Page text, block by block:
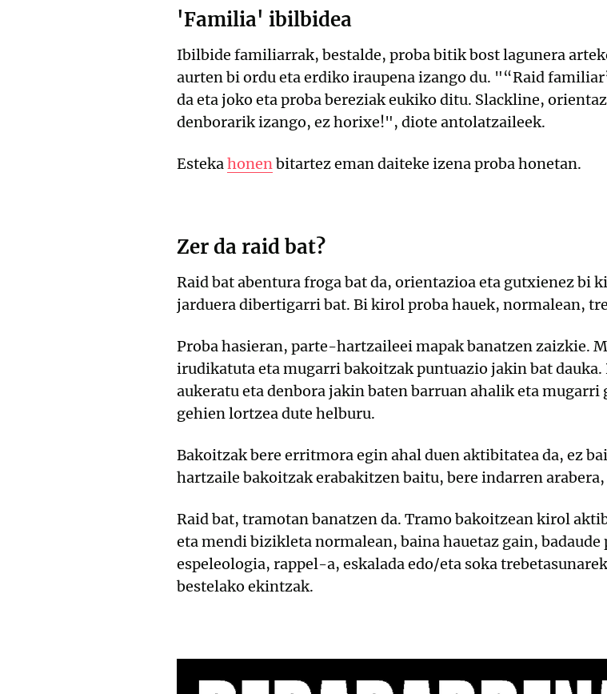
'Familia' ibilbidea
Ibilbide familiarrak, bestalde, proba bitik bost lagunera
aurten bi ordu eta erdiko iraupena izango du. "“Raid
da eta joko eta proba bereziak eukiko ditu. Slackline,
denborarik izango, ez horixe!", diote antolatzaileek.
Esteka honen bitartez eman daiteke izena proba honetan.
Zer da raid bat?
Raid bat abentura froga bat da, orientazioa eta gutxienez bi
jarduera dibertigarri bat. Bi kirol proba hauek, normalean,
Proba hasieran, parte-hartzaileei mapak banatzen zaizkie.
irudikatuta eta mugarri bakoitzak puntuazio jakin bat
aukeratu eta denbora jakin baten barruan ahalik eta
gehien lortzea dute helburu.
Bakoitzak bere erritmora egin ahal duen aktibitatea da, ez
hartzaile bakoitzak erabakitzen baitu, bere indarren
Raid bat, tramotan banatzen da. Tramo bakoitzean kirol
eta mendi bizikleta normalean, baina hauetaz gain,
espeleologia, rappel-a, eskalada edo/eta soka
bestelako ekintzak.